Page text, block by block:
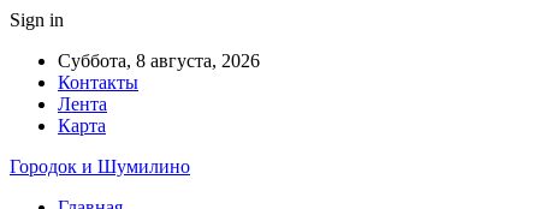
Sign in
Суббота, 8 августа, 2026
Контакты
Лента
Карта
Городок и Шумилино